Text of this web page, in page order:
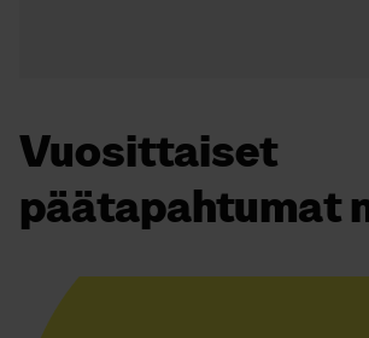
Vuosittaiset
päätapahtumat